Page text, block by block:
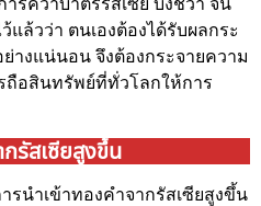
แล้วว่า ตนเองต้องได้รับผลกระ
างแน่นอน จึงต้องกระจายความ
ถือสินทรัพย์ที่ทั่วโลกให้การ
กรัสเซียสูงขึ้น
รนำเข้าทองคำจากรัสเซียสูงขึ้น